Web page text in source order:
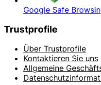
Google Safe
Trustprofile
Über Trustprofile
Kontaktieren Sie uns
Allgemeine